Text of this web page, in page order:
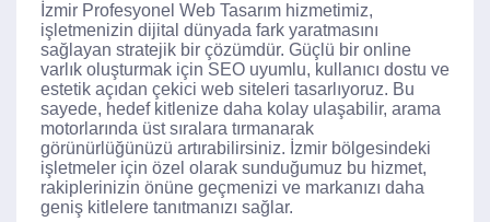
İzmir Profesyonel Web Tasarım hizmetimiz,
işletmenizin dijital dünyada fark yaratmasını
sağlayan stratejik bir çözümdür. Güçlü bir online
varlık oluşturmak için SEO uyumlu, kullanıcı dostu ve
estetik açıdan çekici web siteleri tasarlıyoruz. Bu
sayede, hedef kitlenize daha kolay ulaşabilir, arama
motorlarında üst sıralara tırmanarak
görünürlüğünüzü artırabilirsiniz. İzmir bölgesindeki
işletmeler için özel olarak sunduğumuz bu hizmet,
rakiplerinizin önüne geçmenizi ve markanızı daha
geniş kitlelere tanıtmanızı sağlar.